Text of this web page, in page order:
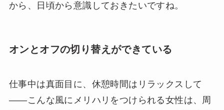
から、日頃から意識しておきたいですね。
オンとオフの切り替えができている
仕事中は真面目に、休憩時間はリラックスして
——こんな風にメリハリをつけられる女性は、周